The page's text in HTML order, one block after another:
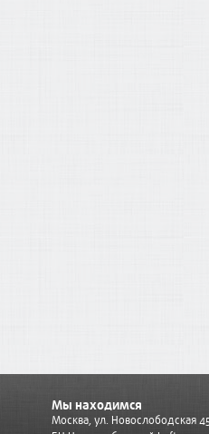
Мы находимся
Москва, ул. Новослободская